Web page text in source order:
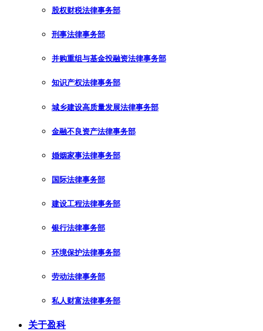
股权财税法律事务部
刑事法律事务部
并购重组与基金投融资法律事务部
知识产权法律事务部
城乡建设高质量发展法律事务部
金融不良资产法律事务部
婚姻家事法律事务部
国际法律事务部
建设工程法律事务部
银行法律事务部
环境保护法律事务部
劳动法律事务部
私人财富法律事务部
关于盈科